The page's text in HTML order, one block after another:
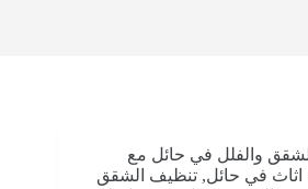
والفلل في حائل مع
في حائل, تنظيف الشقق